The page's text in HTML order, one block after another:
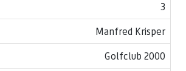
3
Manfred Krisper
Golfclub 2000